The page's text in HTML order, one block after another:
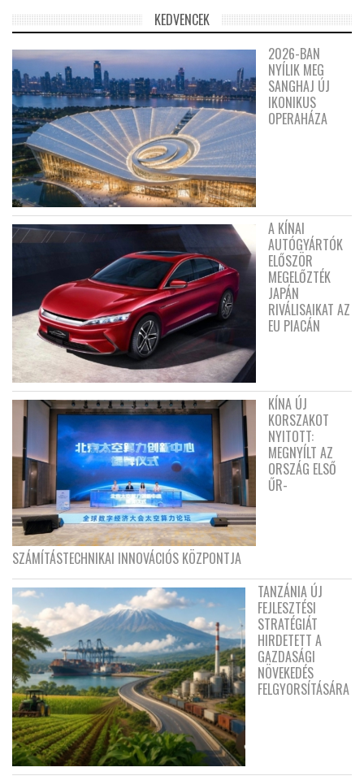
KEDVENCEK
2026-BAN
NYÍLIK MEG
SANGHAJ ÚJ
IKONIKUS
OPERAHÁZA
A KÍNAI
AUTÓGYÁRTÓK
ELŐSZÖR
MEGELŐZTÉK
JAPÁN
RIVÁLISAIKAT AZ
EU PIACÁN
KÍNA ÚJ
KORSZAKOT
NYITOTT:
MEGNYÍLT AZ
ORSZÁG ELSŐ
ŰR-
SZÁMÍTÁSTECHNIKAI INNOVÁCIÓS KÖZPONTJA
TANZÁNIA ÚJ
FEJLESZTÉSI
STRATÉGIÁT
HIRDETETT A
GAZDASÁGI
NÖVEKEDÉS
FELGYORSÍTÁSÁRA